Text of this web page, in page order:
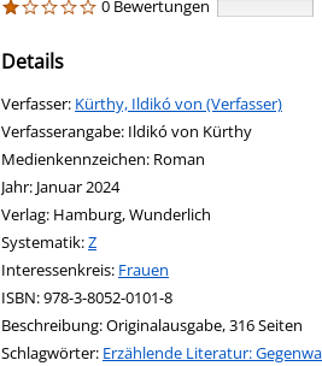
0 Bewertungen
Details
Verfasser: Suche nach diesem Verfasser
Kürthy, Ildikó von (Verfasser)
Verfasserangabe: Ildikó von Kürthy
Medienkennzeichen: Roman
Jahr: Januar 2024
Verlag: Hamburg, Wunderlich
opens in new tab
Diesen Link in neuem Tab öffnen
Systematik:Suche nach dieser Systematik
Z
Interessenkreis: Suche nach diesem
Frauen
ISBN:978-3-8052-0101-8
Beschreibung:Originalausgabe, 316 Seiten
Schlagwörter: Erzählende Literatur: